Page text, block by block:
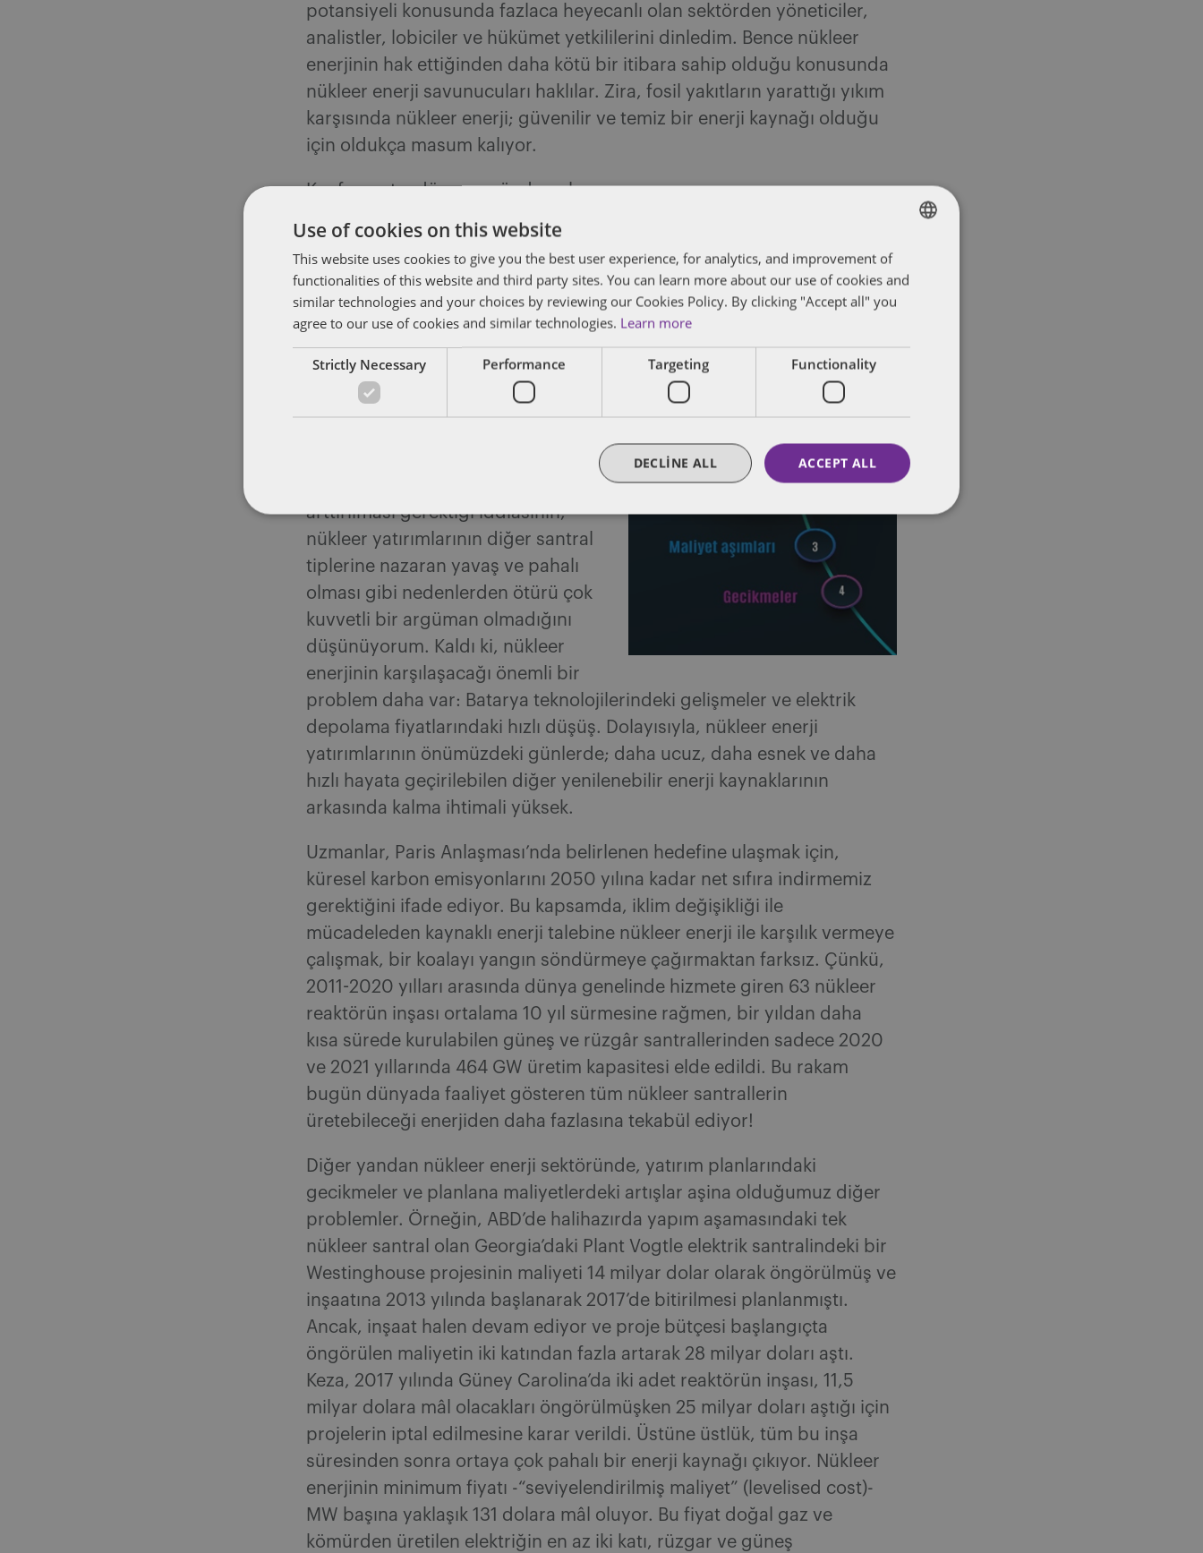
potansiyeli konusunda fazlaca heyecanlı olan sektörden yöneticiler,
analistler, lobiciler ve hükümet yetkililerini dinledim. Bence nükleer
enerjinin hak ettiğinden daha kötü bir itibara sahip olduğu konusunda
nükleer enerji savunucuları haklılar. Zira, fosil yakıtların yarattığı yıkım
karşısında nükleer enerji; güvenilir ve temiz bir enerji kaynağı olduğu
için oldukça masum kalıyor.
Konferansta, dünyanın önde gelen
nükleer enerji üreticilerinden
Patrick Fragman, “nükleer enerjinin
tehlikeleri hususunda birçok ülkede
kamuoyunun yıllardır beyinlerinin
yıkandığını, bu olumsuz algının
değiştirilmesi gerektiğini”ifade etti.
Ancak, özellikle ABD ve Avrupa’da
arttırılması gerektiği iddiasının,
nükleer yatırımlarının diğer santral
tiplerine nazaran yavaş ve pahalı
olması gibi nedenlerden ötürü çok
kuvvetli bir argüman olmadığını
düşünüyorum. Kaldı ki, nükleer
enerjinin karşılaşacağı önemli bir
problem daha var: Batarya teknolojilerindeki gelişmeler ve elektrik
depolama fiyatlarındaki hızlı düşüş. Dolayısıyla, nükleer enerji
yatırımlarının önümüzdeki günlerde; daha ucuz, daha esnek ve daha
hızlı hayata geçirilebilen diğer yenilenebilir enerji kaynaklarının
arkasında kalma ihtimali yüksek.
Uzmanlar, Paris Anlaşması’nda belirlenen hedefine ulaşmak için,
küresel karbon emisyonlarını 2050 yılına kadar net sıfıra indirmemiz
gerektiğini ifade ediyor. Bu kapsamda, iklim değişikliği ile
mücadeleden kaynaklı enerji talebine nükleer enerji ile karşılık vermeye
çalışmak, bir koalayı yangın söndürmeye çağırmaktan farksız. Çünkü,
2011-2020 yılları arasında dünya genelinde hizmete giren 63 nükleer
reaktörün inşası ortalama 10 yıl sürmesine rağmen, bir yıldan daha
kısa sürede kurulabilen güneş ve rüzgâr santrallerinden sadece 2020
ve 2021 yıllarında 464 GW üretim kapasitesi elde edildi. Bu rakam
bugün dünyada faaliyet gösteren tüm nükleer santrallerin
üretebileceği enerjiden daha fazlasına tekabül ediyor!
Diğer yandan nükleer enerji sektöründe, yatırım planlarındaki
gecikmeler ve planlana maliyetlerdeki artışlar aşina olduğumuz diğer
problemler. Örneğin, ABD’de halihazırda yapım aşamasındaki tek
nükleer santral olan Georgia’daki Plant Vogtle elektrik santralindeki bir
Westinghouse projesinin maliyeti 14 milyar dolar olarak öngörülmüş ve
inşaatına 2013 yılında başlanarak 2017’de bitirilmesi planlanmıştı.
Ancak, inşaat halen devam ediyor ve proje bütçesi başlangıçta
öngörülen maliyetin iki katından fazla artarak 28 milyar doları aştı.
Keza, 2017 yılında Güney Carolina’da iki adet reaktörün inşası, 11,5
milyar dolara mâl olacakları öngörülmüşken 25 milyar doları aştığı için
projelerin iptal edilmesine karar verildi. Üstüne üstlük, tüm bu inşa
süresinden sonra ortaya çok pahalı bir enerji kaynağı çıkıyor. Nükleer
enerjinin minimum fiyatı -“seviyelendirilmiş maliyet” (levelised cost)-
MW başına yaklaşık 131 dolara mâl oluyor. Bu fiyat doğal gaz ve
kömürden üretilen elektriğin en az iki katı, rüzgar ve güneş
ENGLISH
FRENCH
Use of cookies on this website
This website uses cookies to give you the best user experience, for analytics, and improvement of
functionalities of this website and third party sites. You can learn more about our use of cookies and
similar technologies and your choices by reviewing our Cookies Policy. By clicking "Accept all" you
agree to our use of cookies and similar technologies. Learn more
Strictly Necessary Performance Targeting Functionality
ACCEPT ALL
DECLINE ALL